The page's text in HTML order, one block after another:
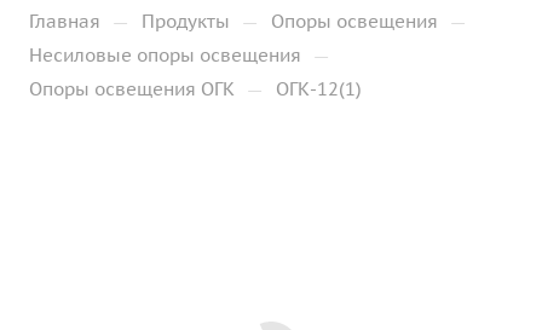
Главная — Продукты — Опоры освещения —
Несиловые опоры освещения —
Опоры освещения ОГК — ОГК-12(1)